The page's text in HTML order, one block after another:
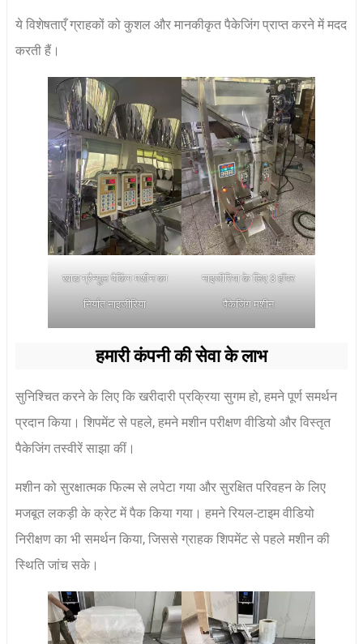
ये विशेषताएँ ग्राहकों को कुशल और मानकीकृत पैकेजिंग प्राप्त करने में मदद
करती हैं।
खाद्य ग्रैन्युल पैकिंग मशीन का
निर्यात नाइजीरिया
नाइजीरिया के लिए 3 हॉपर
पैकेजिंग मशीन
हमारी कंपनी की सेवा के लाभ
सुनिश्चित करने के लिए कि खरीदारी प्रक्रिया सुगम हो, हमने पूर्ण समर्थन
प्रदान किया। शिपमेंट से पहले, हमने मशीन परीक्षण वीडियो और विस्तृत
पैकेजिंग तस्वीरें साझा कीं।
मशीन को सुरक्षात्मक फिल्म से लपेटा गया और सुरक्षित परिवहन के लिए
मजबूत लकड़ी के क्रेट में पैक किया गया। हमने रियल-टाइम वीडियो
निरीक्षण का भी समर्थन किया, जिससे ग्राहक शिपमेंट से पहले मशीन की
स्थिति जांच सके।